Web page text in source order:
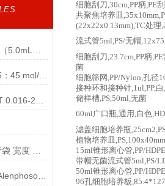
F20103A DSPC/CHOL（55：45 mol/mol）具有硫酸铵梯度的脂质体（100nm）说明
F70103-A-2 控制脂质体的Alenphosome™-A（中性）说明
细胞刮刀,30cm,PP柄,PE
共聚焦培养皿
(22x22x0.13mm),TC处理
流式管5ml,PS/无帽
细胞刮刀,23.7cm,PP柄
菌
细胞筛网,PP/Nylon,孔径
接种环和接种针,1ul,PP,
储样槽,PS,50ml,无菌
60ml广口瓶,通用,白色
滤盖细胞培养瓶
植物培养皿
15ml锥形离心管,PP/
带帽无菌流式管5ml,PS/
50ml锥形离心管,PP/
96孔细胞培养板